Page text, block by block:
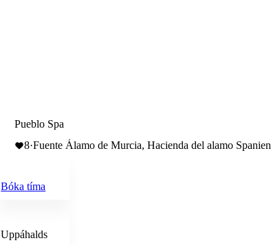
Pueblo Spa
8·Fuente Álamo de Murcia, Hacienda del alamo Spanien
Bóka tíma
Uppáhalds